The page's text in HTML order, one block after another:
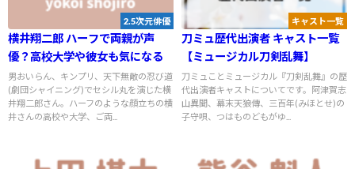
2.5次元俳優
横井翔二郎 ハーフで両親が声
優？高校大学や彼女も気になる
男おいらん、キンプリ、天下無敵の忍び道
(劇団シャイニング)でセシル丸を演じた横
井翔二郎さん。ハーフのような顔立ちの横
井さんの高校や大学、ご両...
キャスト一覧
刀ミュ歴代出演者 キャスト一覧
【ミュージカル刀剣乱舞】
刀ミュことミュージカル『刀剣乱舞』の歴
代出演者キャストについてです。阿津賀志
山異聞、幕末天狼傳、三百年(みほとせ)の
子守唄、つはものどもがゆ...